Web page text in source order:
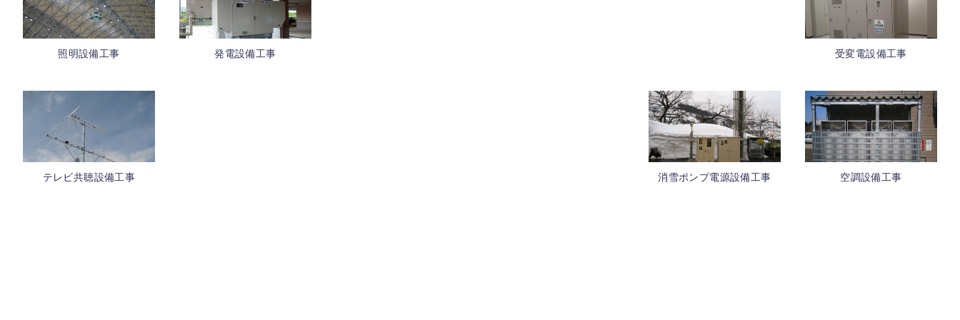
照明設備工事 発電設備工事 受変電設備工事
テレビ共聴設備工事 消雪ポンプ電源設備工事 空調設備工事